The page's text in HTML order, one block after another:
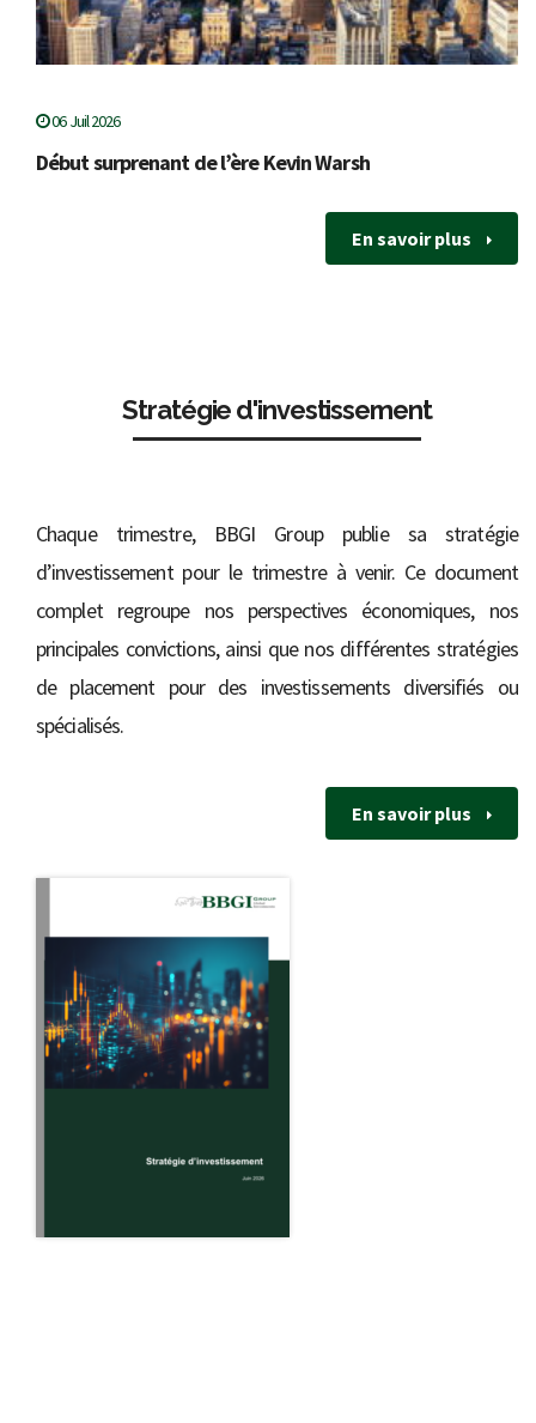
06 Juil 2026
Début surprenant de l’ère Kevin Warsh
En savoir plus
Stratégie d'investissement
Chaque trimestre, BBGI Group publie sa stratégie
d’investissement pour le trimestre à venir. Ce document
complet regroupe nos perspectives économiques, nos
principales convictions, ainsi que nos différentes stratégies
de placement pour des investissements diversifiés ou
spécialisés.
En savoir plus